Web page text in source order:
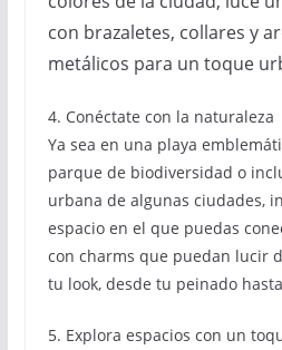
con brazaletes, collares y
metálicos para un toque
4. Conéctate con la naturaleza
Ya sea en una playa
parque de biodiversidad o
urbana de algunas ciudades,
espacio en el que puedas
con charms que puedan lucir
tu look, desde tu peinado
5. Explora espacios con un